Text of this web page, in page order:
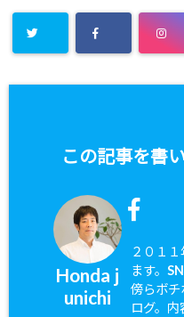
この記事を書
Honda j
unichi
２０１
ます。
傍らボチ
ログ。内